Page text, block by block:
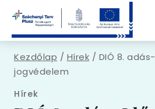
Kezdőlap / Hírek / DIÓ 8.
jogvédelem
Hírek